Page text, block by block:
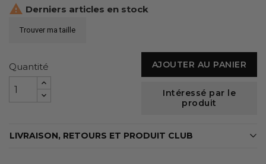
 Derniers articles en stock
Trouver ma taille
Quantité AJOUTER AU PANIER
Intéressé par le
produit
LIVRAISON, RETOURS ET PRODUIT CLUB